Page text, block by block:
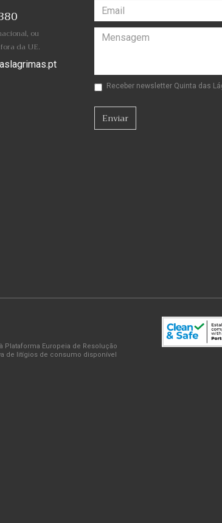
ou
da UE.
Receber newsletter Quinta das
Enviar
Europeia de Resolução
de litígios de consumo disponível